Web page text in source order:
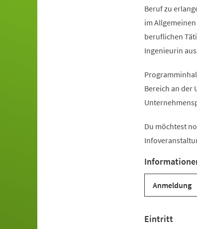
Beruf zu
im
beruflichen
Ingenieurin
Bereich an der
Du möchtest
Anmeldung
Eintritt